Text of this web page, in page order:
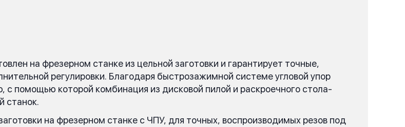
на фрезерном станке из цельной заготовки и гарантирует точные,
регулировки. Благодаря быстрозажимной системе угловой упор
помощью которой комбинация из дисковой пилой и раскроечного стола-
станок.
на фрезерном станке с ЧПУ, для точных, воспроизводимых резов под